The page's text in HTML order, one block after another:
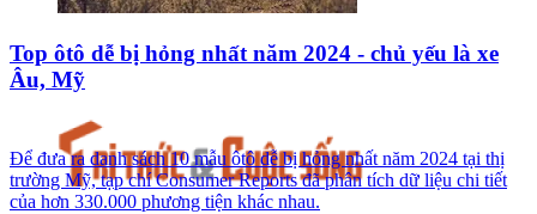
Top ôtô dễ bị hỏng nhất năm 2024 - chủ yếu là xe
Âu, Mỹ
Để đưa ra danh sách 10 mẫu ôtô dễ bị hỏng nhất năm 2024 tại thị
trường Mỹ, tạp chí Consumer Reports đã phân tích dữ liệu chi tiết
của hơn 330.000 phương tiện khác nhau.